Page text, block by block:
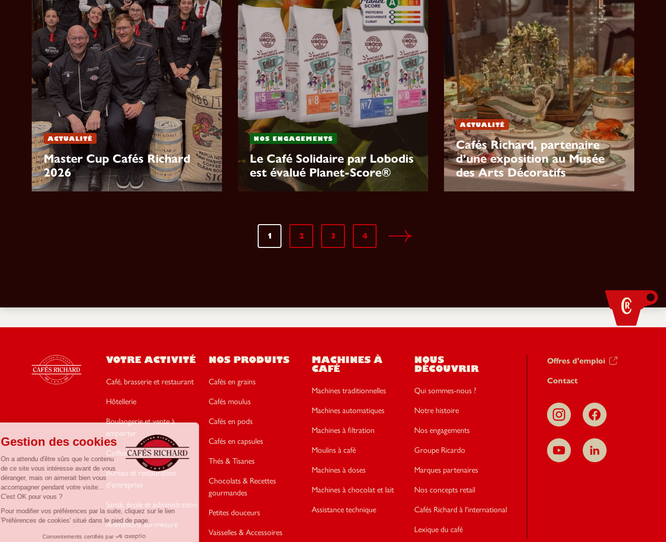
ACTUALITÉ
Master Cup Cafés Richard
2026
NOS ENGAGEMENTS
Le Café Solidaire par Lobodis
est évalué Planet-Score®
ACTUALITÉ
Cafés Richard, partenaire
d’une exposition au Musée
des Arts Décoratifs
1 2 3 4
VOTRE ACTIVITÉ
Café, brasserie et restaurant
Hôtellerie
Boulangerie et vente à
emporter
Coffee shop et néo-café
Bureau et restauration
d'entreprise
Santé, école et administration
Animations sur-mesure
NOS PRODUITS
Cafés en grains
Cafés moulus
Cafés en pods
Cafés en capsules
Thés & Tisanes
Chocolats & Recettes
gourmandes
Petites douceurs
Vaisselles & Accessoires
MACHINES À
CAFÉ
Machines traditionnelles
Machines automatiques
Machines à filtration
Moulins à café
Machines à doses
Machines à chocolat et lait
Assistance technique
NOUS
DÉCOUVRIR
Qui sommes-nous ?
Notre histoire
Nos engagements
Groupe Ricardo
Marques partenaires
Nos concepts retail
Cafés Richard à l'international
Lexique du café
Offres d'emploi
Contact